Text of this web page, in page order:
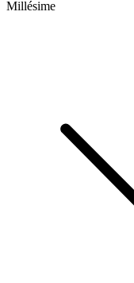
Millésime